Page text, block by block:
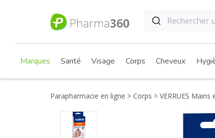
Marques Santé Visage Corps Cheveux
Parapharmacie en ligne Corps VERRUES Mains